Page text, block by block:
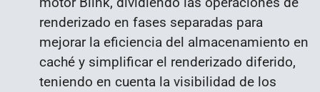
renderizado en fases separadas para
mejorar la eficiencia del almacenamiento en
caché y simplificar el renderizado diferido,
teniendo en cuenta la visibilidad de los